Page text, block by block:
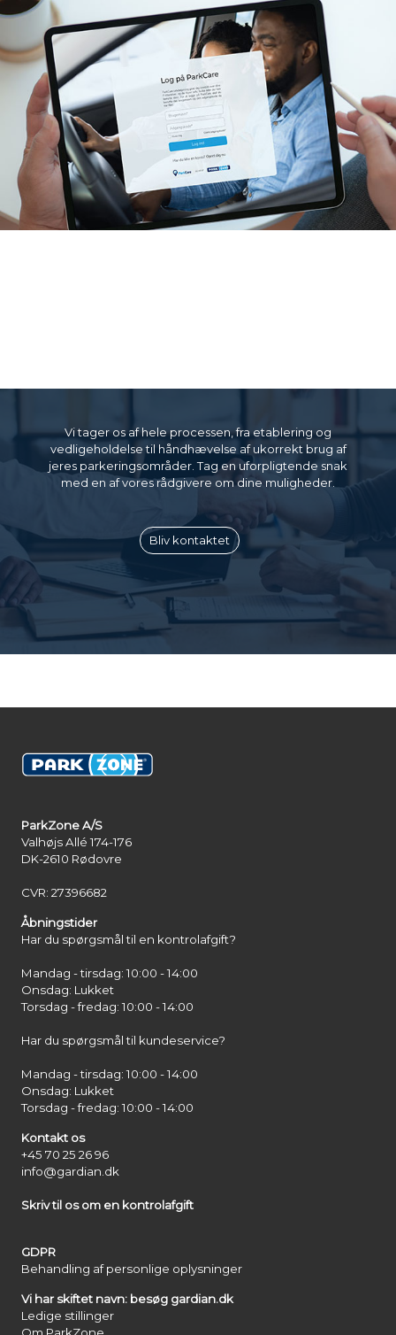
Vi tager os af hele processen, fra etablering og
vedligeholdelse til håndhævelse af ukorrekt brug af
jeres parkeringsområder. Tag en uforpligtende snak
med en af vores rådgivere om dine muligheder.
Bliv kontaktet
ParkZone A/S
Valhøjs Allé 174-176
DK-2610 Rødovre
CVR: 27396682
Åbningstider
Har du spørgsmål til en kontrolafgift?
Mandag - tirsdag: 10:00 - 14:00
Onsdag: Lukket
Torsdag - fredag: 10:00 - 14:00
Har du spørgsmål til kundeservice?
Mandag - tirsdag: 10:00 - 14:00
Onsdag: Lukket
Torsdag - fredag: 10:00 - 14:00
Kontakt os
+45 70 25 26 96
info@gardian.dk
Skriv til os om en kontrolafgift
GDPR
Behandling af personlige oplysninger
Vi har skiftet navn: besøg gardian.dk
Ledige stillinger